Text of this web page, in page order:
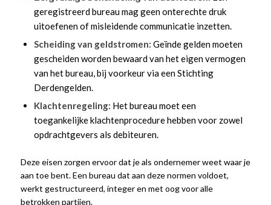
geregistreerd bureau mag geen onterechte druk
uitoefenen of misleidende communicatie inzetten.
Scheiding van geldstromen: Geïnde gelden moeten
gescheiden worden bewaard van het eigen vermogen
van het bureau, bij voorkeur via een Stichting
Derdengelden.
Klachtenregeling: Het bureau moet een
toegankelijke klachtenprocedure hebben voor zowel
opdrachtgevers als debiteuren.
Deze eisen zorgen ervoor dat je als ondernemer weet waar je
aan toe bent. Een bureau dat aan deze normen voldoet,
werkt gestructureerd, integer en met oog voor alle
betrokken partijen.